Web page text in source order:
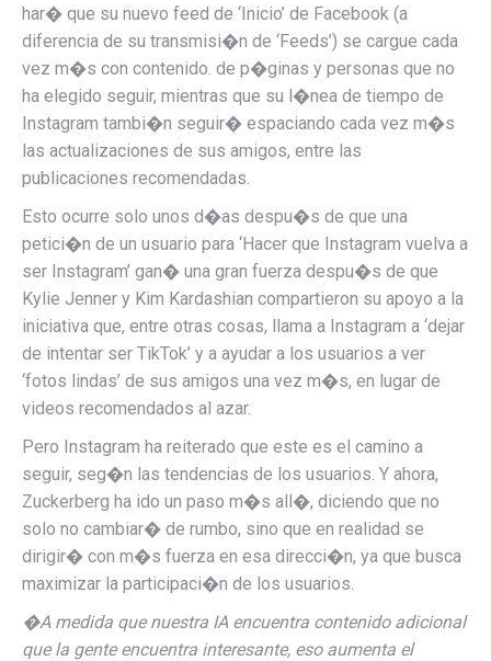
har� que su nuevo feed de ‘Inicio’ de Facebook (a
diferencia de su transmisi�n de ‘Feeds’) se cargue cada
vez m�s con contenido. de p�ginas y personas que no
ha elegido seguir, mientras que su l�nea de tiempo de
Instagram tambi�n seguir� espaciando cada vez m�s
las actualizaciones de sus amigos, entre las
publicaciones recomendadas.
Esto ocurre solo unos d�as despu�s de que una
petici�n de un usuario para ‘Hacer que Instagram vuelva a
ser Instagram’ gan� una gran fuerza despu�s de que
Kylie Jenner y Kim Kardashian compartieron su apoyo a la
iniciativa que, entre otras cosas, llama a Instagram a ‘dejar
de intentar ser TikTok’ y a ayudar a los usuarios a ver
‘fotos lindas’ de sus amigos una vez m�s, en lugar de
videos recomendados al azar.
Pero Instagram ha reiterado que este es el camino a
seguir, seg�n las tendencias de los usuarios. Y ahora,
Zuckerberg ha ido un paso m�s all�, diciendo que no
solo no cambiar� de rumbo, sino que en realidad se
dirigir� con m�s fuerza en esa direcci�n, ya que busca
maximizar la participaci�n de los usuarios.
�A medida que nuestra IA encuentra contenido adicional
que la gente encuentra interesante, eso aumenta el